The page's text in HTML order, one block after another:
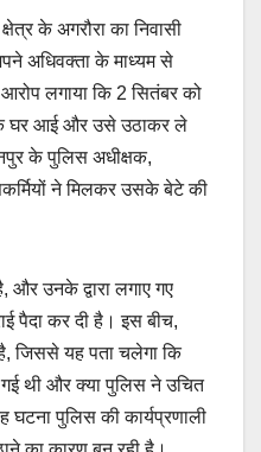
के अगरौरा का निवासी
अधिवक्ता के माध्यम से
आरोप लगाया कि 2 सितंबर को
घर आई और उसे उठाकर ले
के पुलिस अधीक्षक,
ने मिलकर उसके बेटे की
और उनके द्वारा लगाए गए
पैदा कर दी है। इस बीच,
जिससे यह पता चलेगा कि
थी और क्या पुलिस ने उचित
घटना पुलिस की कार्यप्रणाली